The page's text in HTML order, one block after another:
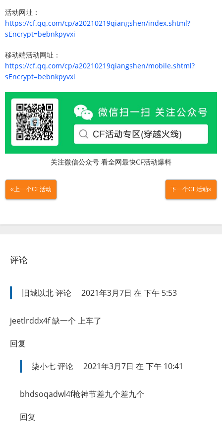
活动网址：
https://cf.qq.com/cp/a20210219qiangshen/index.shtml?
sEncrypt=bebnkpyvxi
移动端活动网址：
https://cf.qq.com/cp/a20210219qiangshen/mobile.shtml?
sEncrypt=bebnkpyvxi
关注微信公众号 看全网最快CF活动爆料
«上一个CF活动 下一个CF活动»
评论
旧城以北评论 2021年3月7日 在 下午 5:53
jeetlrddx4f 缺一个 上车了
回复
柒小七评论 2021年3月7日 在 下午 10:41
bhdsoqadwl4f枪神节差九个差九个
回复